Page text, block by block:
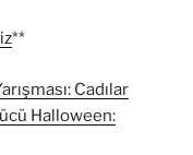
**
Cadılar
Halloween: